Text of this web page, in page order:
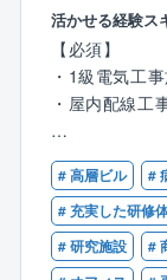
0~30時間程度
宅することも
・時間単位で
度、家族の看
★2026年度給
できる環境整
※リンクはこ
■入社準備金・
＜入社準備金
＜入社一時
（例）支給
り）
■勤務地：北
埼玉支店、栃
社いずれかと
活かせる経験ス
【必須】
・1級電気工
・屋内配線工
【歓迎】
・現場代理人
・第三種電気
士補、技術士
# 高層ビル #
# 充実した研修
# 研究施設
#